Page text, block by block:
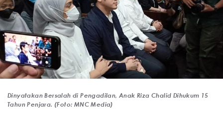
Dinyatakan Bersalah di Pengadilan, Anak Riza Chalid Dihukum 15
Tahun Penjara. (Foto: MNC Media)